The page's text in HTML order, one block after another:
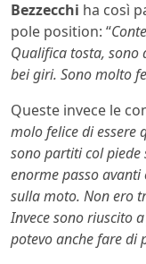
Bezzecchi ha così
pole position: “
Qualifica tosta,
bei giri. Sono molto
Queste invece le
molo felice di essere
sono partiti col
enorme passo
sulla moto. Non ero
Invece sono riuscito
potevo anche fare di